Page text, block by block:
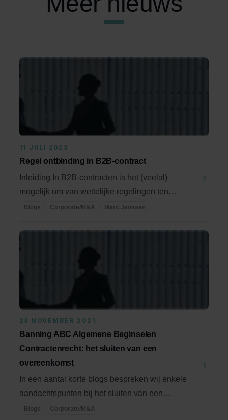
11 JULI 2023
Regel ontbinding in B2B-contract
Inleiding In B2B-contracten is het (veelal)
mogelijk om van wettelijke regelingen ten
gunste van ...
Blogs Corporate/M&A Marc Janssen
23 NOVEMBER 2021
Banning ABC Algemene Beginselen
Contractenrecht: het sluiten van een
overeenkomst
In een aantal korte blogs bespreken wij enkele
aandachtspunten bij het sluiten van een
overeenkomst ...
Blogs Corporate/M&A